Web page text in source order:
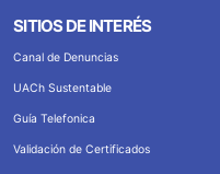
SITIOS DE INTERÉS
Canal de Denuncias
UACh Sustentable
Guía Telefonica
Validación de Certificados